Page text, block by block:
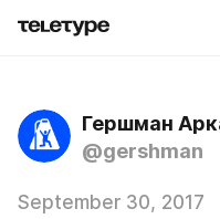
Гершман
@gershman
September 30, 2017